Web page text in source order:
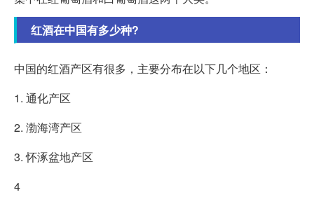
红酒在中国有多少种?
中国的红酒产区有很多，主要分布在以下几个地区：
1. 通化产区
2. 渤海湾产区
3. 怀涿盆地产区
4